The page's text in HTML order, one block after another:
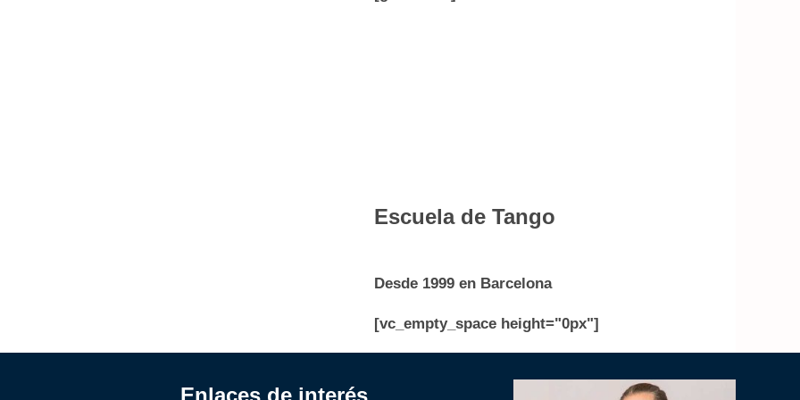
Escuela de Tango
Desde 1999 en Barcelona
[vc_empty_space height="0px"]
Enlaces de interés